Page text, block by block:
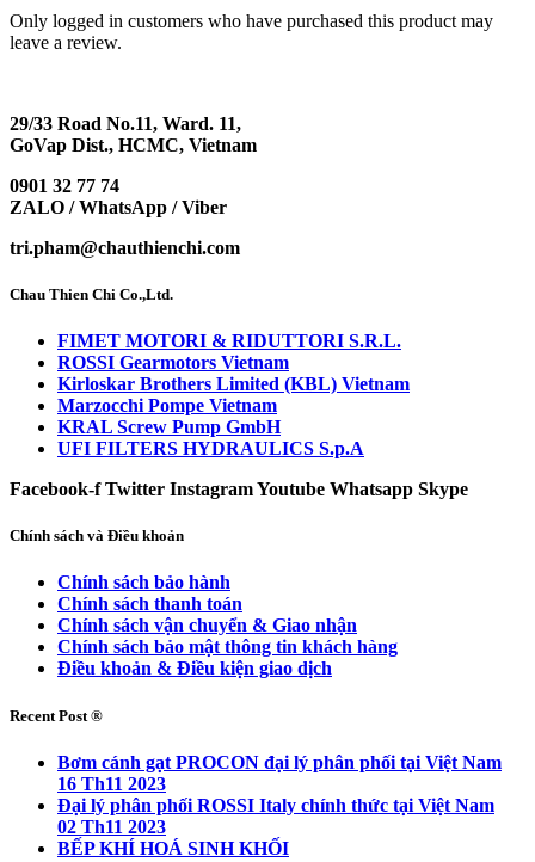
Only logged in customers who have purchased this product may
leave a review.
29/33 Road No.11, Ward. 11,
GoVap Dist., HCMC, Vietnam
0901 32 77 74
ZALO / WhatsApp / Viber
tri.pham@chauthienchi.com
Chau Thien Chi Co.,Ltd.
FIMET MOTORI & RIDUTTORI S.R.L.
ROSSI Gearmotors Vietnam
Kirloskar Brothers Limited (KBL) Vietnam
Marzocchi Pompe Vietnam
KRAL Screw Pump GmbH
UFI FILTERS HYDRAULICS S.p.A
Facebook-f Twitter InstagramYoutube Whatsapp Skype
Chính sách và Điều khoản
Chính sách bảo hành
Chính sách thanh toán
Chính sách vận chuyển & Giao nhận
Chính sách bảo mật thông tin khách hàng
Điều khoản & Điều kiện giao dịch
Recent Post ®
Bơm cánh gạt PROCON đại lý phân phối tại Việt Nam
16 Th11 2023
Đại lý phân phối ROSSI Italy chính thức tại Việt Nam
02 Th11 2023
BẾP KHÍ HOÁ SINH KHỐI